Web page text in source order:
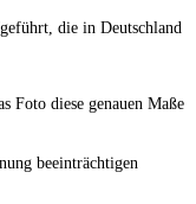
die in Deutschland
Foto diese genauen Maße
beeinträchtigen